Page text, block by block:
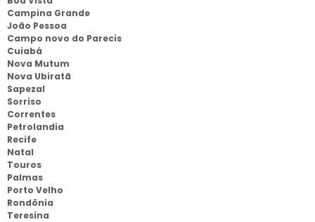
Campina Grande
João Pessoa
Campo novo do Parecis
Cuiabá
Nova Mutum
Nova Ubiratã
Sapezal
Sorriso
Correntes
Petrolandia
Recife
Natal
Touros
Palmas
Porto Velho
Rondônia
Teresina